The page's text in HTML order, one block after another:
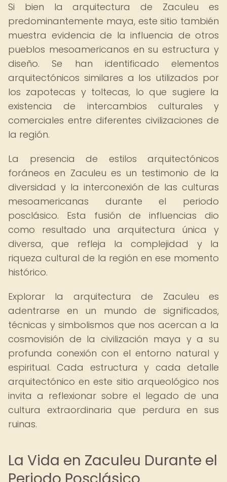
Si bien la arquitectura de Zaculeu es
predominantemente maya, este sitio también
muestra evidencia de la influencia de otros
pueblos mesoamericanos en su estructura y
diseño. Se han identificado elementos
arquitectónicos similares a los utilizados por
los zapotecas y toltecas, lo que sugiere la
existencia de intercambios culturales y
comerciales entre diferentes civilizaciones de
la región.
La presencia de estilos arquitectónicos
foráneos en Zaculeu es un testimonio de la
diversidad y la interconexión de las culturas
mesoamericanas durante el periodo
posclásico. Esta fusión de influencias dio
como resultado una arquitectura única y
diversa, que refleja la complejidad y la
riqueza cultural de la región en ese momento
histórico.
Explorar la arquitectura de Zaculeu es
adentrarse en un mundo de significados,
técnicas y simbolismos que nos acercan a la
cosmovisión de la civilización maya y a su
profunda conexión con el entorno natural y
espiritual. Cada estructura y cada detalle
arquitectónico en este sitio arqueológico nos
invita a reflexionar sobre el legado de una
cultura extraordinaria que perdura en sus
ruinas.
La Vida en Zaculeu Durante el